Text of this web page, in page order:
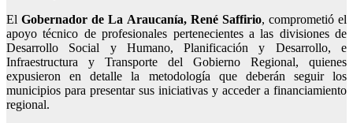
El Gobernador de La Araucanía, René Saffirio, comprometió el
apoyo técnico de profesionales pertenecientes a las divisiones de
Desarrollo Social y Humano, Planificación y Desarrollo, e
Infraestructura y Transporte del Gobierno Regional, quienes
expusieron en detalle la metodología que deberán seguir los
municipios para presentar sus iniciativas y acceder a financiamiento
regional.